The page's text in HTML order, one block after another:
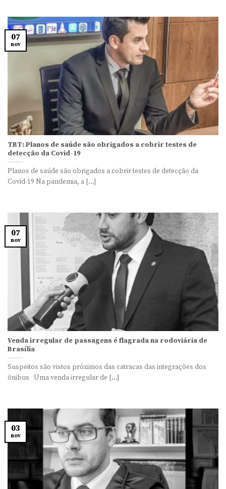
TBT: Planos de saúde são obrigados a cobrir testes de
detecção da Covid-19
Planos de saúde são obrigados a cobrir testes de detecção da
Covid-19 Na pandemia, a [...]
07
nov
Venda irregular de passagens é flagrada na rodoviária de
Brasília
Suspeitos são vistos próximos das catracas das integrações dos
ônibus Uma venda irregular de [...]
07
nov
03
nov